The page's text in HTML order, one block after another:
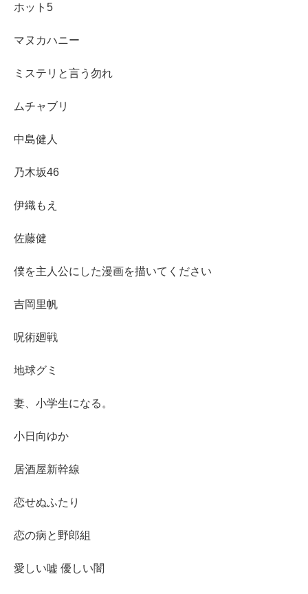
ホット5
マヌカハニー
ミステリと言う勿れ
ムチャブリ
中島健人
乃木坂46
伊織もえ
佐藤健
僕を主人公にした漫画を描いてください
吉岡里帆
呪術廻戦
地球グミ
妻、小学生になる。
小日向ゆか
居酒屋新幹線
恋せぬふたり
恋の病と野郎組
愛しい嘘 優しい闇